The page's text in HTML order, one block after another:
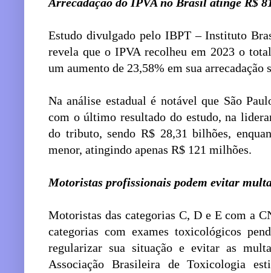
Arrecadação do IPVA no Brasil atinge R$
Estudo divulgado pelo IBPT – Instituto
revela que o IPVA recolheu em 2023 o
um aumento de 23,58% em sua arrecadação
Na análise estadual é notável que São
com o último resultado do estudo, na
do tributo, sendo R$ 28,31 bilhões,
menor, atingindo apenas R$ 121 milhões.
Motoristas profissionais podem evitar
Motoristas das categorias C, D e E com a
categorias com exames toxicológicos
regularizar sua situação e evitar as
Associação Brasileira de Toxicologia